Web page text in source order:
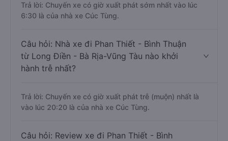
Trả lời: Chuyến xe có giờ xuất phát sớm nhất vào lúc
6:30 là của nhà xe Cúc Tùng.
Câu hỏi: Nhà xe đi Phan Thiết - Bình Thuận
từ Long Điền - Bà Rịa-Vũng Tàu nào khởi
hành trễ nhất?
Trả lời: Chuyến xe có giờ xuất phát trễ (muộn) nhất là
vào lúc 20:20 là của nhà xe Cúc Tùng.
Câu hỏi: Review xe đi Phan Thiết - Bình